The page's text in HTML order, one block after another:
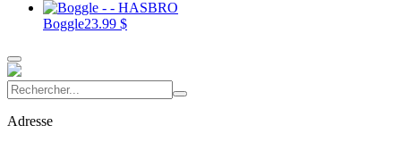
Boggle23.99 $
Adresse